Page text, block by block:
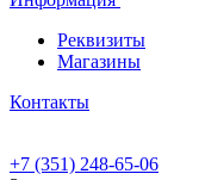
Реквизиты
Магазины
Контакты
+7 (351) 248-65-06